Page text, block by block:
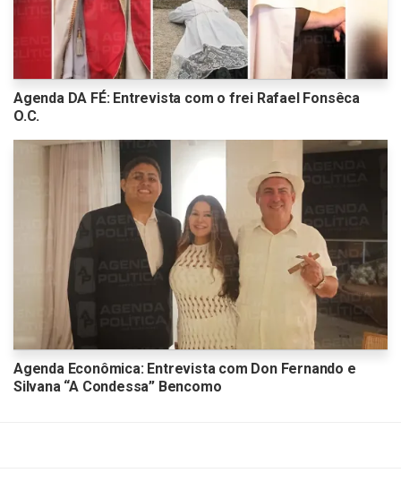
Agenda DA FÉ: Entrevista com o frei Rafael Fonsêca
O.C.
Agenda Econômica: Entrevista com Don Fernando e
Silvana “A Condessa” Bencomo